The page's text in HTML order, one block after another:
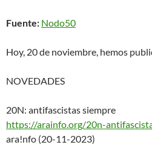
Fuente: Nodo50
Hoy, 20 de noviembre, hemos
NOVEDADES
20N: antifascistas siempre
https://arainfo.org/20n-antifa
ara!nfo (20-11-2023)